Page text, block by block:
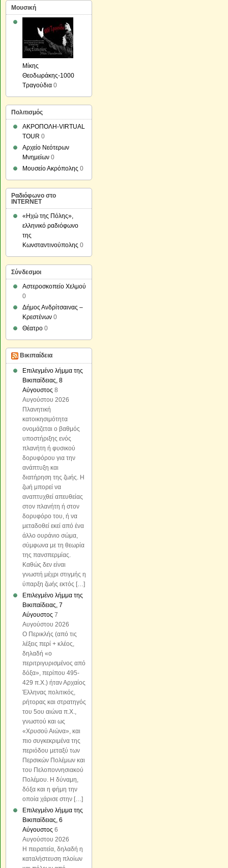
Μουσική
Μίκης
Θεοδωράκης-1000
Τραγούδια 0
Πολιτισμός
ΑΚΡΟΠΟΛΗ-VIRTUAL
TOUR 0
Αρχείο Νεότερων
Μνημείων 0
Μουσείο Ακρόπολης 0
Ραδιόφωνο στο
INTERNET
«Ηχώ της Πόλης»,
ελληνικό ραδιόφωνο
της
Κωνσταντινούπολης 0
Σύνδεσμοι
Αστεροσκοπείο Χελμού
0
Δήμος Ανδρίτσαινας –
Κρεστένων 0
Θέατρο 0
Βικιπαίδεια
Επιλεγμένο λήμμα της
Βικιπαίδειας, 8
Αύγουστος 8
Αυγούστου 2026
Πλανητική
κατοικησιμότητα
ονομάζεται ο βαθμός
υποστήριξης ενός
πλανήτη ή φυσικού
δορυφόρου για την
ανάπτυξη και
διατήρηση της ζωής. Η
ζωή μπορεί να
αναπτυχθεί απευθείας
στον πλανήτη ή στον
δορυφόρο του, ή να
μεταδοθεί εκεί από ένα
άλλο ουράνιο σώμα,
σύμφωνα με τη θεωρία
της πανσπερμίας.
Καθώς δεν είναι
γνωστή μέχρι στιγμής η
ύπαρξη ζωής εκτός […]
Επιλεγμένο λήμμα της
Βικιπαίδειας, 7
Αύγουστος 7
Αυγούστου 2026
Ο Περικλής (από τις
λέξεις περί + κλέος,
δηλαδή «o
περιτριγυρισμένος από
δόξα», περίπου 495-
429 π.Χ.) ήταν Αρχαίος
Έλληνας πολιτικός,
ρήτορας και στρατηγός
του 5ου αιώνα π.Χ.,
γνωστού και ως
«Χρυσού Αιώνα», και
πιο συγκεκριμένα της
περιόδου μεταξύ των
Περσικών Πολέμων και
του Πελοποννησιακού
Πολέμου. Η δύναμη,
δόξα και η φήμη την
οποία χάρισε στην […]
Επιλεγμένο λήμμα της
Βικιπαίδειας, 6
Αύγουστος 6
Αυγούστου 2026
Η πειρατεία, δηλαδή η
καταλήστευση πλοίων